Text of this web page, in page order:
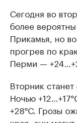
Сегодня во
более
Прикамья, но
прогрев по
Перми —
Вторник
Ночью
+28°С. Грозы